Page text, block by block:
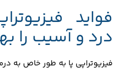
فواید
درد و آسیب را
فیزیوتراپی پا به طور خاص به